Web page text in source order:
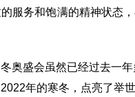
服务和饱满的精神状态
奥盛会虽然已经过去一
年的寒冬，点亮了举